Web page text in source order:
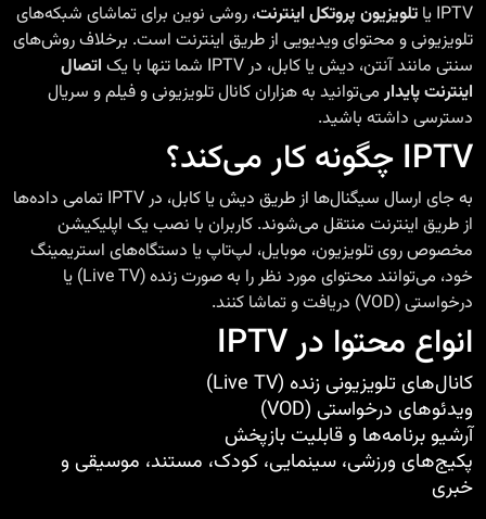
IPTV یا تلویزیون پروتکل اینترنت، روشی نوین برای تماشای شبکه‌های
تلویزیونی و محتوای ویدیویی از طریق اینترنت است. برخلاف روش‌های
سنتی مانند آنتن، دیش یا کابل، در IPTV شما تنها با یک
اتصال
اینترنت پایدارمی‌توانید به هزاران کانال تلویزیونی و فیلم و سریال
دسترسی داشته باشید.
IPTV چگونه کار می‌کند؟
به جای ارسال سیگنال‌ها از طریق دیش یا کابل، در IPTV تمامی داده‌ها
از طریق اینترنت منتقل می‌شوند. کاربران با نصب یک اپلیکیشن
مخصوص روی تلویزیون، موبایل، لپ‌تاپ یا دستگاه‌های استریمینگ
خود، می‌توانند محتوای مورد نظر را به صورت زنده (Live TV) یا
درخواستی (VOD) دریافت و تماشا کنند.
انواع محتوا در IPTV
کانال‌های تلویزیونی زنده (Live TV)
ویدئوهای درخواستی (VOD)
آرشیو برنامه‌ها و قابلیت بازپخش
پکیج‌های ورزشی، سینمایی، کودک، مستند، موسیقی و
خبری